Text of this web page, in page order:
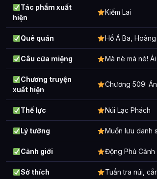
Tác phẩm xuất
hiện
Kiếm Lai
Quê quán Hồ Á Ba,
Câu cửa miệng Mà nè mà nè!
Chương truyện
xuất hiện
Chương 509:
Thế lực Núi Lạc Phách
Lý tưởng Muốn lưu danh
Cảnh giới Động Phủ Cảnh
Sở thích Tuần tra núi,